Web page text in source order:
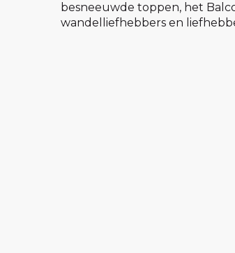
besneeuwde toppen, het
wandelliefhebbers en